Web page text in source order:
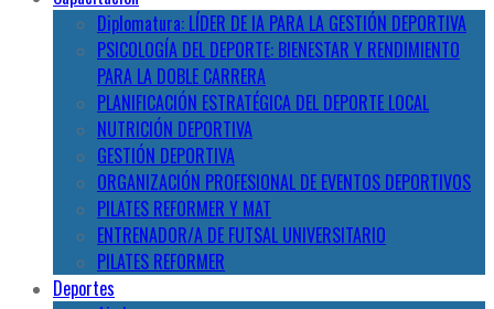
Diplomatura: LÍDER DE IA PARA LA GESTIÓN DEPORTIVA
PSICOLOGÍA DEL DEPORTE: BIENESTAR Y RENDIMIENTO
PARA LA DOBLE CARRERA
PLANIFICACIÓN ESTRATÉGICA DEL DEPORTE LOCAL
NUTRICIÓN DEPORTIVA
GESTIÓN DEPORTIVA
ORGANIZACIÓN PROFESIONAL DE EVENTOS DEPORTIVOS
PILATES REFORMER Y MAT
ENTRENADOR/A DE FUTSAL UNIVERSITARIO
PILATES REFORMER
Deportes